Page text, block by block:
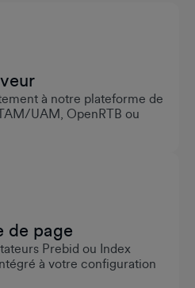
à notre plateforme de
UAM, OpenRTB ou
de page
Prebid ou Index
à votre configuration